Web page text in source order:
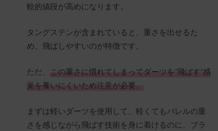
較的値段が高めになります。
タングステンが含まれていると、重さを出せるた
め、飛ばしやすいのが特徴です。
ただ、 この重さに慣れてしまってダーツを”飛ばす”感
覚を養いにくいため注意が必要。
まずは軽いダーツを使用して、軽くてもバレルの重
さを感じながら飛ばす技術を身に着けるのに、ブラ